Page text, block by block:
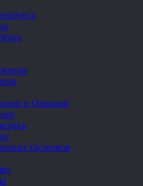
и Океании
Островов